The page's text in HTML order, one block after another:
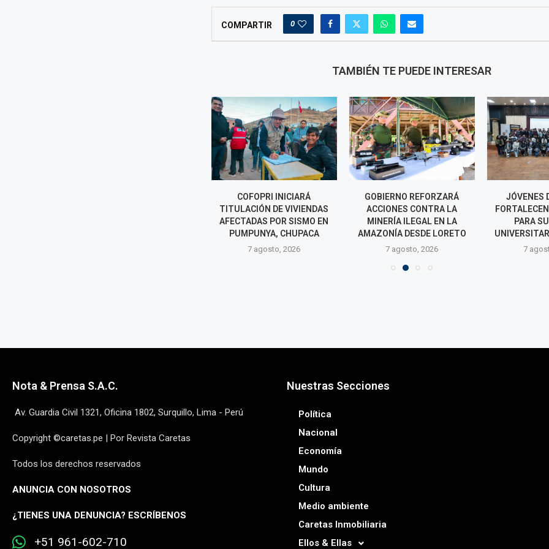
COMPARTIR 0
TAMBIÉN TE PUEDE INTERESAR
COFOPRI INICIARÁ
TITULACIÓN DE VIVIENDAS
AFECTADAS POR SISMO EN
PUMPUNYA, CHUPACA
7 agosto, 2026
GOBIERNO REFORZARÁ
ACCIONES CONTRA LA
MINERÍA ILEGAL EN LA
AMAZONÍA DESDE LORETO
7 agosto, 2026
JÓVENES
PARA
7
Nota & Prensa S.A.C.
Av. Guardia Civil 1321, Oficina 1802, Surquillo, Lima - Perú
Copyright ©caretas.pe | Por Revista Caretas
Todos los derechos reservados
ANUNCIA CON NOSOTROS
¿TIENES UNA DENUNCIA? ESCRÍBENOS
+51 961-602-710
Nuestras Secciones
Política
Nacional
Economía
Mundo
Cultura
Medio ambiente
Caretas Inmobiliaria
Ellos & Ellas